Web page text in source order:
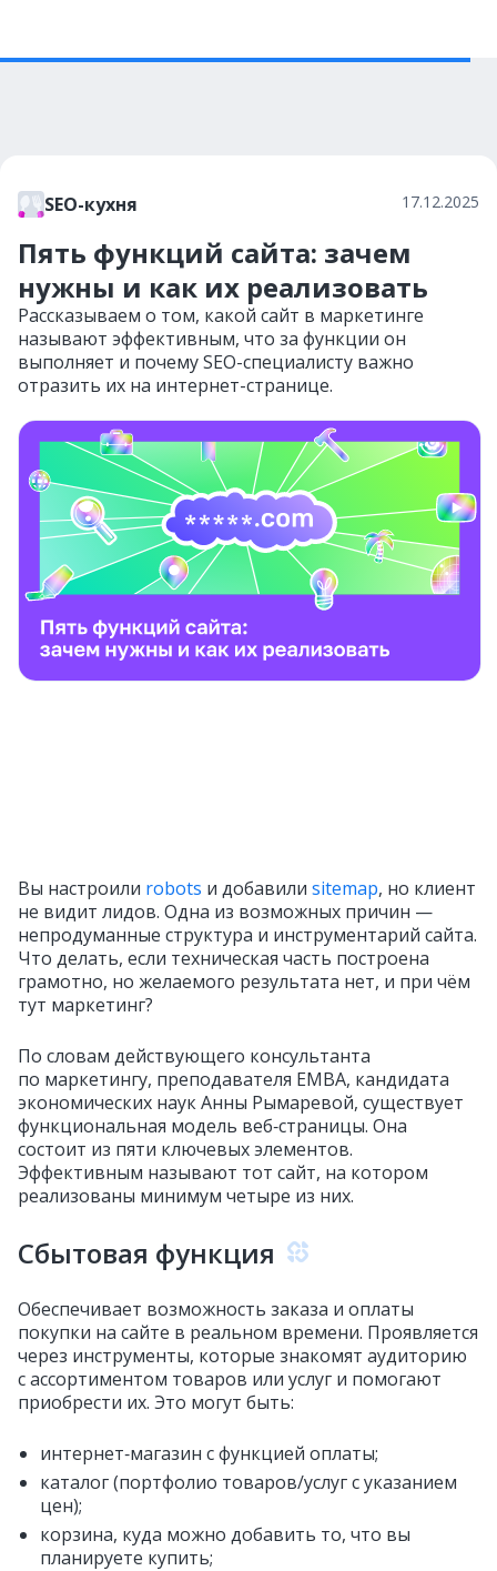
SEO-кухня 17.12.2025
Пять функций сайта: зачем
нужны и как их реализовать
Рассказываем о том, какой сайт в маркетинге
называют эффективным, что за функции он
выполняет и почему SEO-специалисту важно
отразить их на интернет-странице.
Вы настроили robots и добавили sitemap, но клиент
не видит лидов. Одна из возможных причин —
непродуманные структура и инструментарий сайта.
Что делать, если техническая часть построена
грамотно, но желаемого результата нет, и при чём
тут маркетинг?
По словам действующего консультанта
по маркетингу, преподавателя EMBA, кандидата
экономических наук Анны Рымаревой, существует
функциональная модель веб‑страницы. Она
состоит из пяти ключевых элементов.
Эффективным называют тот сайт, на котором
реализованы минимум четыре из них.
Сбытовая функция
Обеспечивает возможность заказа и оплаты
покупки на сайте в реальном времени. Проявляется
через инструменты, которые знакомят аудиторию
с ассортиментом товаров или услуг и помогают
приобрести их. Это могут быть:
интернет‑магазин с функцией оплаты;
каталог (портфолио товаров/услуг с указанием
цен);
корзина, куда можно добавить то, что вы
планируете купить;